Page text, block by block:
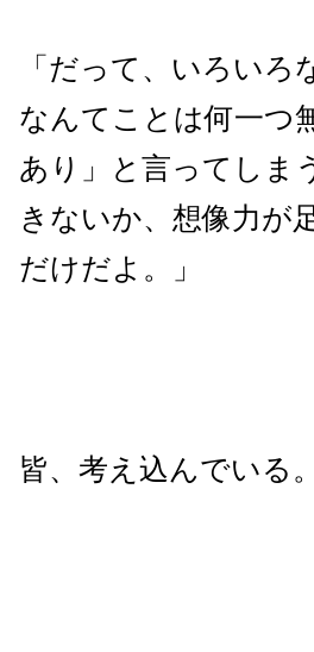
「だって、いろい
なんてことは何一つ
あり」と言ってしま
きないか、想像力が
だけだよ。」
皆、考え込んでいる。